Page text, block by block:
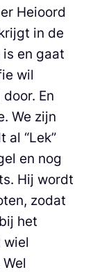
Heioord
in de
en gaat
wil
En
We zijn
al “Lek”
en nog
Hij wordt
zodat
het
wiel